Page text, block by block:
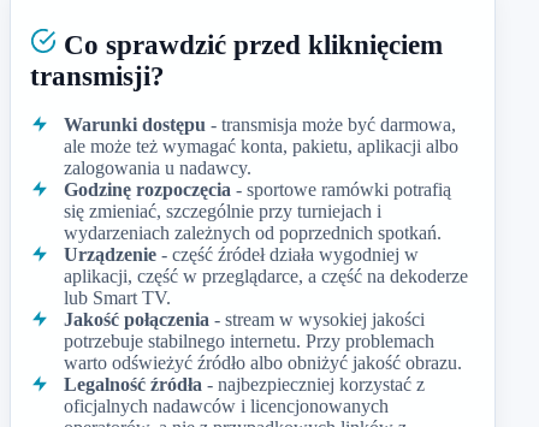
Co sprawdzić przed kliknięciem
transmisji?
Warunki dostępu - transmisja może być darmowa,
ale może też wymagać konta, pakietu, aplikacji albo
zalogowania u nadawcy.
Godzinę rozpoczęcia - sportowe ramówki potrafią
się zmieniać, szczególnie przy turniejach i
wydarzeniach zależnych od poprzednich spotkań.
Urządzenie - część źródeł działa wygodniej w
aplikacji, część w przeglądarce, a część na dekoderze
lub Smart TV.
Jakość połączenia - stream w wysokiej jakości
potrzebuje stabilnego internetu. Przy problemach
warto odświeżyć źródło albo obniżyć jakość obrazu.
Legalność źródła - najbezpieczniej korzystać z
oficjalnych nadawców i licencjonowanych